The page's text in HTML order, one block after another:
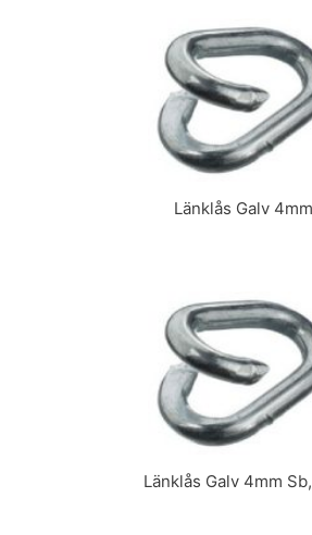
Länklås Galv 4mm
Länklås Galv 4mm